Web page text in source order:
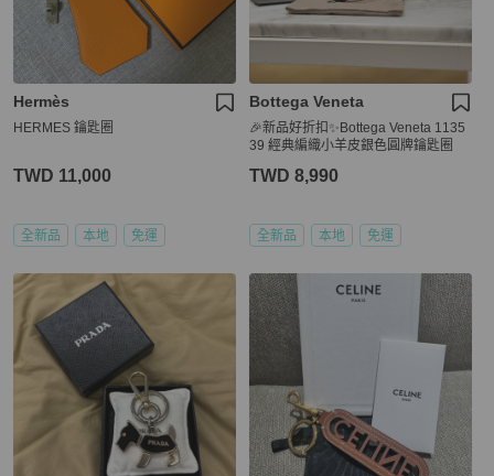
Hermès
HERMES 鑰匙圈
TWD 11,000
全新品 本地 免運
Bottega Veneta
🎉新品好折扣✨Bottega Veneta 1135
39 經典編織小羊皮銀色圓牌鑰匙圈
TWD 8,990
全新品 本地 免運